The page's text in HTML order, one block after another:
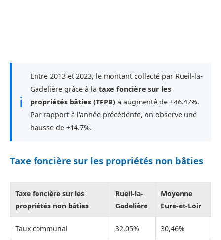
ℹ
Entre 2013 et 2023, le montant collecté par Rueil-la-
Gadelière grâce à la taxe foncière sur les
propriétés bâties (TFPB) a augmenté de +46.47%.
Par rapport à l'année précédente, on observe une
hausse de +14.7%.
Taxe foncière sur les propriétés non bâties
Taxe foncière sur les
propriétés non bâties
Rueil-la-
Gadelière
Moyenne
Eure-et-Loir
Taux communal 32,05% 30,46%